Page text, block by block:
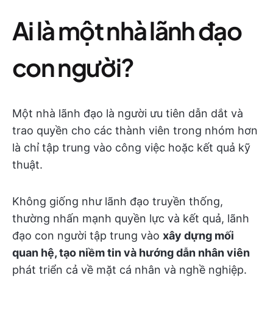
Ai là một nhà lãnh đạo
con người?
Một nhà lãnh đạo là người ưu tiên dẫn dắt và
trao quyền cho các thành viên trong nhóm hơn
là chỉ tập trung vào công việc hoặc kết quả kỹ
thuật.
Không giống như lãnh đạo truyền thống,
thường nhấn mạnh quyền lực và kết quả, lãnh
đạo con người tập trung vào xây dựng mối
quan hệ, tạo niềm tin và hướng dẫn nhân viên
phát triển cả về mặt cá nhân và nghề nghiệp.